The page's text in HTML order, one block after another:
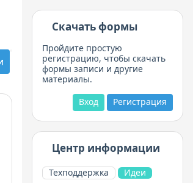
Скачать формы
Пройдите простую
регистрацию, чтобы скачать
формы записи и другие
материалы.
Регистрация
Вход
Центр информации
Техподдержка
Идеи